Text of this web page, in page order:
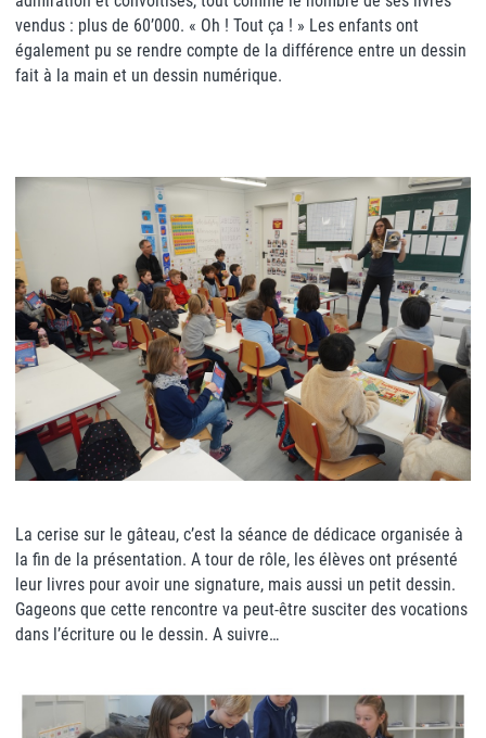
vendus : plus de 60’000. « Oh ! Tout ça ! » Les enfants ont
également pu se rendre compte de la différence entre un dessin
fait à la main et un dessin numérique.
La cerise sur le gâteau, c’est la séance de dédicace organisée à
la fin de la présentation. A tour de rôle, les élèves ont présenté
leur livres pour avoir une signature, mais aussi un petit dessin.
Gageons que cette rencontre va peut-être susciter des vocations
dans l’écriture ou le dessin. A suivre…